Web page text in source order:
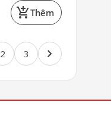
add_shopping_cartThêm
2 3 keyboard_arrow_right